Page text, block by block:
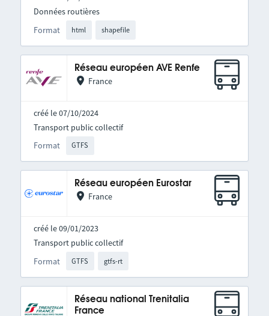
Format html shapefile
Données routières
Réseau européen AVE Renfe
France
créé le 07/10/2024
Format GTFS
Transport public collectif
Réseau européen Eurostar
France
créé le 09/01/2023
Format GTFS gtfs-rt
Transport public collectif
Réseau national Trenitalia
France